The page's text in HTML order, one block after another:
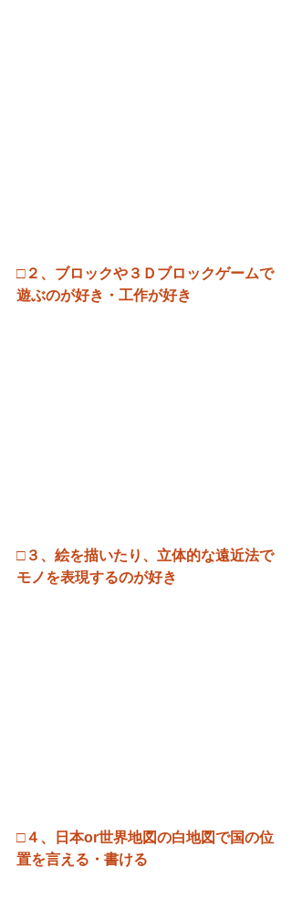
□２、ブロックや３Ｄブロックゲームで
遊ぶのが好き・工作が好き
□３、絵を描いたり、立体的な遠近法で
モノを表現するのが好き
□４、日本or世界地図の白地図で国の位
置を言える・書ける